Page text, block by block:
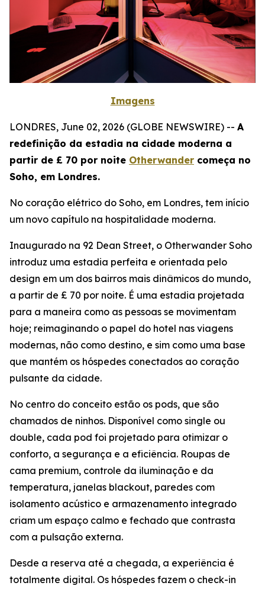
Imagens
LONDRES, June 02, 2026 (GLOBE NEWSWIRE) -- A
redefinição da estadia na cidade moderna a
partir de £ 70 por noite Otherwander começa no
Soho, em Londres.
No coração elétrico do Soho, em Londres, tem início
um novo capítulo na hospitalidade moderna.
Inaugurado na 92 Dean Street, o Otherwander Soho
introduz uma estadia perfeita e orientada pelo
design em um dos bairros mais dinâmicos do mundo,
a partir de £ 70 por noite. É uma estadia projetada
para a maneira como as pessoas se movimentam
hoje; reimaginando o papel do hotel nas viagens
modernas, não como destino, e sim como uma base
que mantém os hóspedes conectados ao coração
pulsante da cidade.
No centro do conceito estão os pods, que são
chamados de ninhos. Disponível como single ou
double, cada pod foi projetado para otimizar o
conforto, a segurança e a eficiência. Roupas de
cama premium, controle da iluminação e da
temperatura, janelas blackout, paredes com
isolamento acústico e armazenamento integrado
criam um espaço calmo e fechado que contrasta
com a pulsação externa.
Desde a reserva até a chegada, a experiência é
totalmente digital. Os hóspedes fazem o check-in